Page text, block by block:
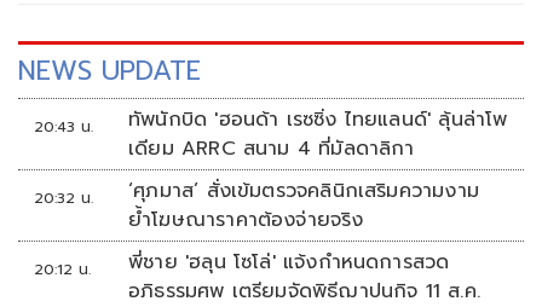
NEWS UPDATE
20:43 น.
ทัพนักบิด 'ฮอนด้า เรซซิ่ง ไทยแลนด์' ลุ้นล่าโพ
เดียม ARRC สนาม 4 ที่มัลดาลิกา
20:32 น.
‘ศุภมาส’ สั่งเข้มตรวจคลินิกเสริมความงาม
ย้ำโฆษณาราคาต้องจ่ายจริง
20:12 น.
พี่ชาย 'ฮลุน โซโล่' แจ้งกำหนดการสวด
อภิธรรมศพ เตรียมจัดพิธีฌาปนกิจ 11 ส.ค.